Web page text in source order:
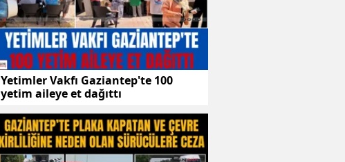
Yetimler Vakfı Gaziantep'te 100
yetim aileye et dağıttı